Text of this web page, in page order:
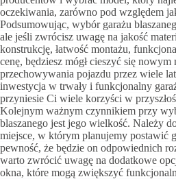
oczekiwania, zarówno pod względem
Podsumowując, wybór garażu
ale jeśli zwrócisz uwagę na jakość
konstrukcję, łatwość montażu,
cenę, będziesz mógł cieszyć się nowym
przechowywania pojazdu przez wiele
inwestycja w trwały i funkcjonalny
przyniesie Ci wiele korzyści w
Kolejnym ważnym czynnikiem przy
blaszanego jest jego wielkość. Należy
miejsce, w którym planujemy postawić
pewność, że będzie on odpowiednich
warto zwrócić uwagę na dodatkowe
okna, które mogą zwiększyć